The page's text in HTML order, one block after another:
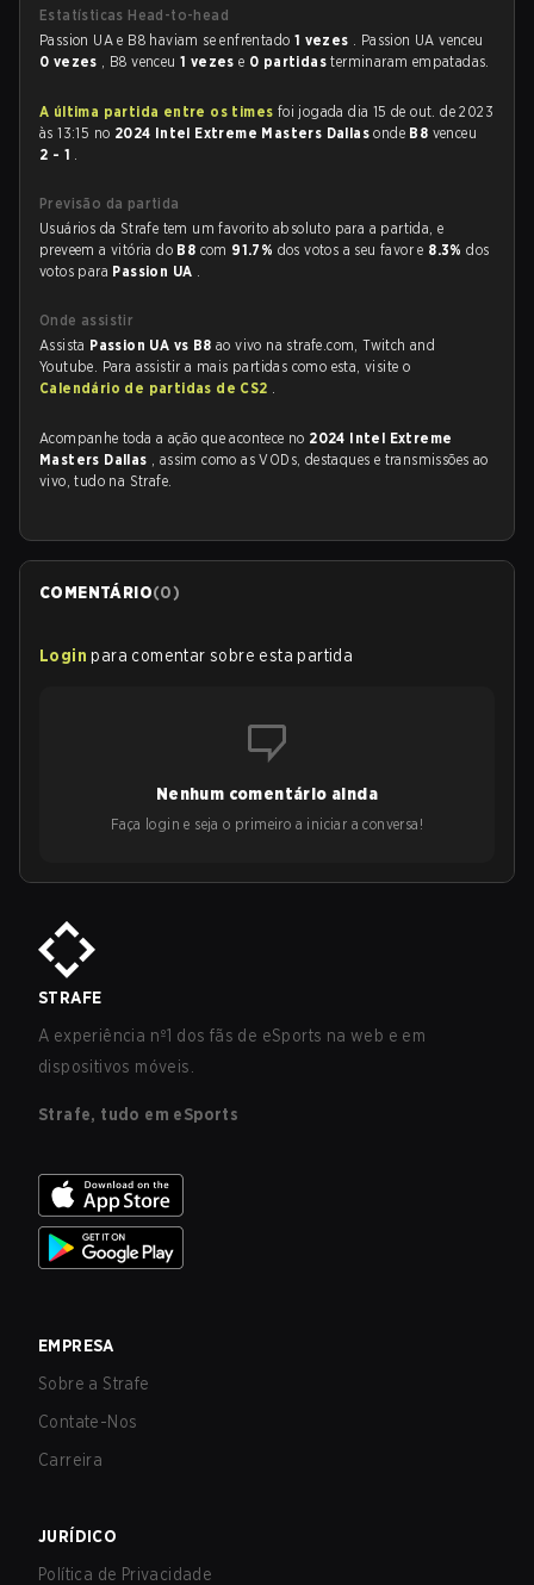
Estatísticas Head-to-head
Passion UA e B8 haviam se enfrentado 1 vezes . Passion UA venceu
0 vezes , B8 venceu1 vezese 0 partidasterminaram empatadas.
A última partida entre os times foi jogada dia 15 de out. de 2023
às 13:15 no 2024 Intel Extreme Masters Dallasonde B8 venceu
2 - 1 .
Previsão da partida
Usuários da Strafe tem um favorito absoluto para a partida, e
preveem a vitória do B8 com 91.7% dos votos a seu favor e 8.3%dos
votos para Passion UA .
Onde assistir
Assista Passion UA vs B8ao vivo na strafe.com, Twitch and
Youtube. Para assistir a mais partidas como esta, visite o
Calendário de partidas de CS2 .
Acompanhe toda a ação que acontece no 2024 Intel Extreme
Masters Dallas , assim como as VODs, destaques e transmissões ao
vivo, tudo na Strafe.
COMENTÁRIO(0)
Login para comentar sobre esta partida
Nenhum comentário ainda
Faça login e seja o primeiro a iniciar a conversa!
STRAFE
A experiência nº1 dos fãs de eSports na web e em
dispositivos móveis.
Strafe, tudo em eSports
EMPRESA
Sobre a Strafe
Contate-Nos
Carreira
JURÍDICO
Política de Privacidade